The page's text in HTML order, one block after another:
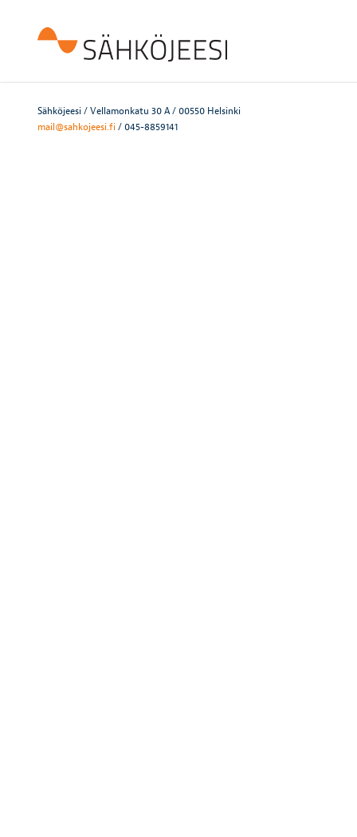
Sähköjeesi / Vellamonkatu 30 A / 00550 Helsinki
mail@sahkojeesi.fi/ 045-8859141